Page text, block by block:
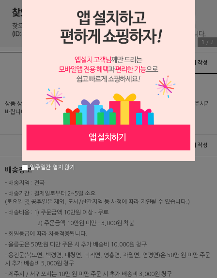
1 / 2
배송 및 교환/반품안내 상품후기 및 평가서 작성
상품 상세 설명 및 실제 구매 가격은 로그인 후 확인 가능하오니 반드시 로그인해 주시기
바랍니다.
상품후기 및 평가서 작성
배송정보
- 배송지역 : 전국
- 배송기간 : 결제일로부터 2~5일 소요
(토요일 및 공휴일은 제외, 도서/산간지역 등 사정에 따라 지연될 수 있습니다.)
- 배송비용 : 1) 주문금액 10만원 이상 - 무료
2) 주문금액 10만원 미만 - 3,000원 착불
- 회원등급에 따라 차등적용됩니다.
- 울릉군은 50만원 미만 주문 시 추가 배송비 10,000원 청구
- 옹진군(북도면, 백령면, 대청면, 덕적면, 영흥면, 자월면, 연평면)은 50만 원 미만 주문
시 추가 배송비 5,000원 청구
- 제주시 / 서귀포시는 10만 원 미만 주문 시 추가 배송비 3,000원 청구
일주일간 열지 않기